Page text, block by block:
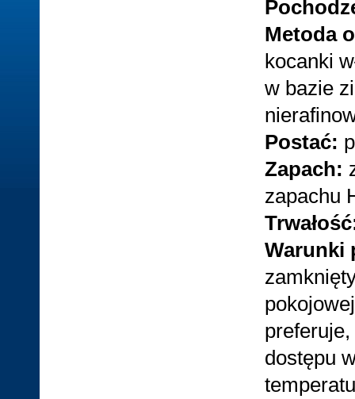
Metoda
kocanki
w bazie
Postać:
Zapach:
zapachu
Warunki
dostępu